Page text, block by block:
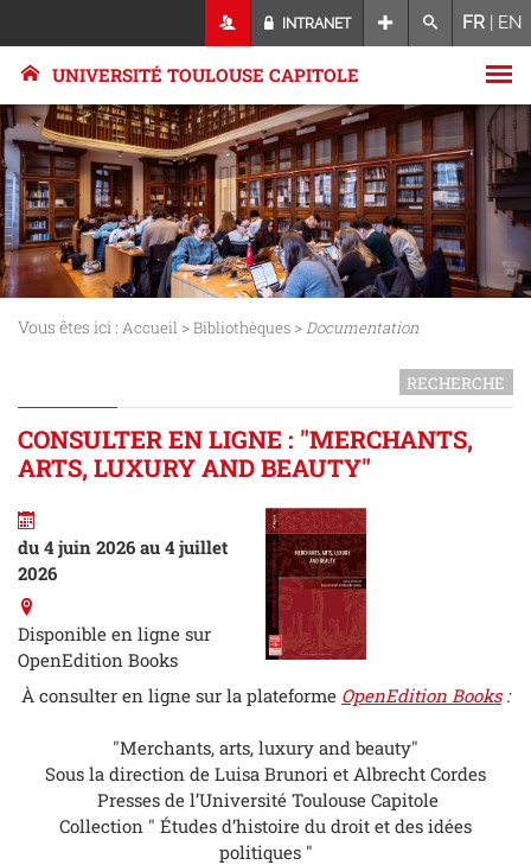
INTRANET FR | EN
UNIVERSITÉ TOULOUSE CAPITOLE
Vous êtes ici : Accueil >Bibliothèques >Documentation
RECHERCHE
CONSULTER EN LIGNE : "MERCHANTS,
ARTS, LUXURY AND BEAUTY"
du 4 juin 2026 au 4 juillet
2026
Disponible en ligne sur
OpenEdition Books
À consulter en ligne sur la plateforme OpenEdition Books:
"Merchants, arts, luxury and beauty"
Sous la direction de Luisa Brunori et Albrecht Cordes
Presses de l’Université Toulouse Capitole
Collection " Études d’histoire du droit et des idées
politiques "